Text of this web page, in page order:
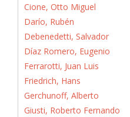
Cione, Otto Miguel
Darío, Rubén
Debenedetti, Salvador
Díaz Romero, Eugenio
Ferrarotti, Juan Luis
Friedrich, Hans
Gerchunoff, Alberto
Giusti, Roberto Fernando